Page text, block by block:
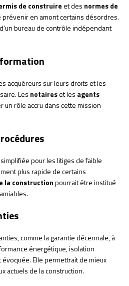
de construireet des normes de
en amont certains désordres.
bureau de contrôle indépendant
acquéreurs sur leurs droits et les
Les notaireset les agents
un rôle accru dans cette mission
pour les litiges de faible
plus rapide de certains
la constructionpourrait être institué
comme la garantie décennale, à
énergétique, isolation
Elle permettrait de mieux
actuels de la construction.